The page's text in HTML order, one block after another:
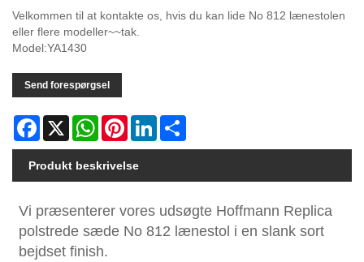
Velkommen til at kontakte os, hvis du kan lide No 812 lænestolen
eller flere modeller~~tak.
Model:YA1430
Send forespørgsel
Facebook
X WhatsAppPinterestLinkedIn
Produkt beskrivelse
Vi præsenterer vores udsøgte Hoffmann Replica
polstrede sæde No 812 lænestol i en slank sort
bejdset finish.